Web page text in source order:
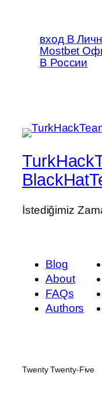
вход В
Mostbet
В России
İstediğimiz
Blog
About
FAQs
Authors
Twenty Twenty-Five